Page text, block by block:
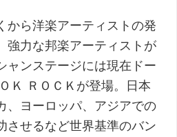
から洋楽アーティストの発
強力な邦楽アーティストが
ャンステージには現在ドー
Ｋ ＲＯＣＫが登場。日本
、ヨーロッパ、アジアでの
させるなど世界基準のバン